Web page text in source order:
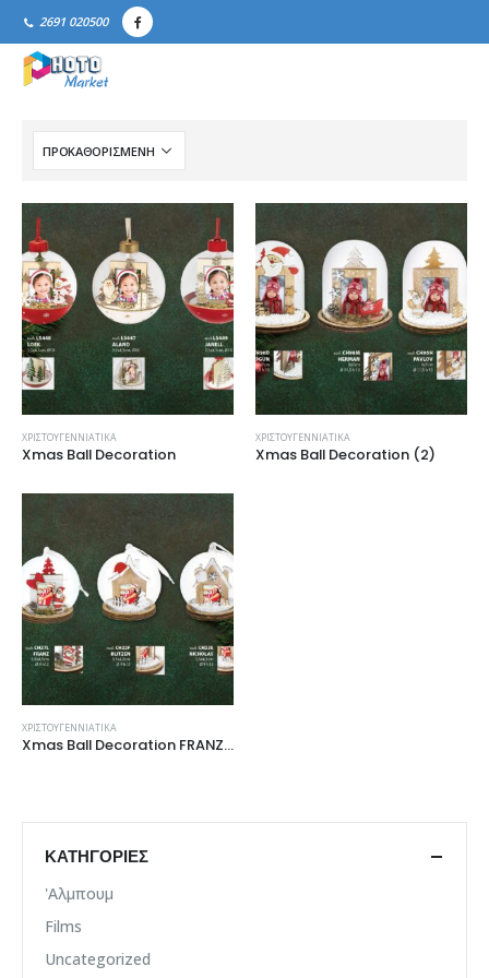
2691 020500
ΧΡΙΣΤΟΥΓΕΝΝΙΆΤΙΚΑ
Xmas Ball Decoration
ΧΡΙΣΤΟΥΓΕΝΝΙΆΤΙΚΑ
Xmas Ball Decoration (2)
ΧΡΙΣΤΟΥΓΕΝΝΙΆΤΙΚΑ
Xmas Ball Decoration FRANZ BLITZEN NICHOLAS
ΚΑΤΗΓΟΡΊΕΣ
'Αλμπουμ
Films
Uncategorized